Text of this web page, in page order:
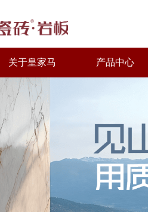
关于皇家马 产品中心